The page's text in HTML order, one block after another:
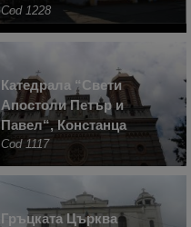
Cod 1228
Катедрала “Свети
Апостоли Петър и
Павел“, Констанца
Cod 1117
Гръцката Църква